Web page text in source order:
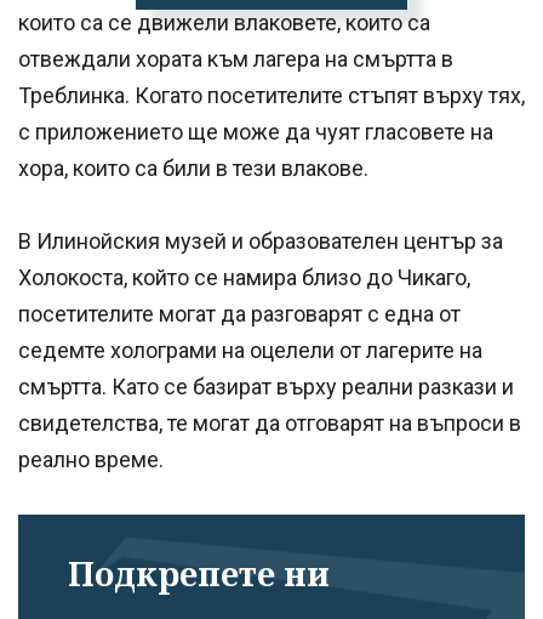
които са се движели влаковете, които са
отвеждали хората към лагера на смъртта в
Треблинка. Когато посетителите стъпят върху тях,
с приложението ще може да чуят гласовете на
хора, които са били в тези влакове.
В Илинойския музей и образователен център за
Холокоста, който се намира близо до Чикаго,
посетителите могат да разговарят с една от
седемте холограми на оцелели от лагерите на
смъртта. Като се базират върху реални разкази и
свидетелства, те могат да отговарят на въпроси в
реално време.
Подкрепете ни